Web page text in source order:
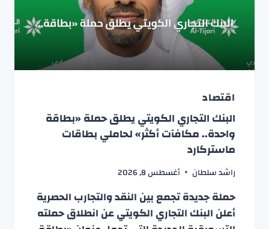
اقتصاد
البنك التجاري الكويتي يطلق حملة «بطاقة
واحدة.. مكافآت أكثر» لحاملي بطاقات
ماستركارد
راشد سلطان أغسطس 8, 2026
حملة جديدة تجمع بين النقد والتجارب الحصرية
أعلن البنك التجاري الكويتي عن انطلاق حملته